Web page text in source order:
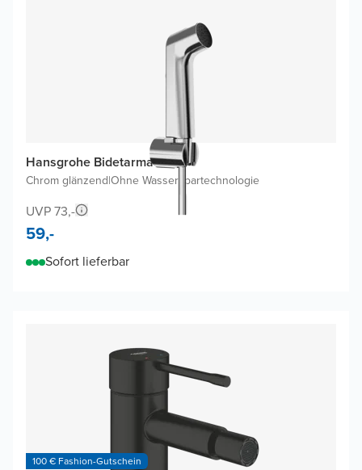
Hansgrohe Bidetarmatur
Chrom glänzend|Ohne Wasserspartechnologie
UVP 73,-
59,-
Sofort lieferbar
100 € Fashion-Gutschein